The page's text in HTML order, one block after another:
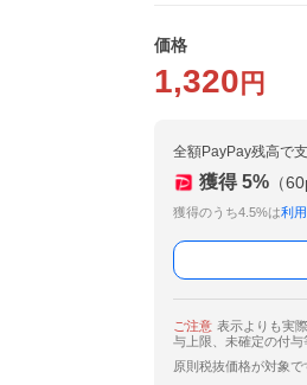
価格
1,320 円
全額PayPay残高で
獲得 5% （60
獲得のうち4.5%は利
ご注意 表示よりも実
与上限、未確定の付与
原則税抜価格が対象で